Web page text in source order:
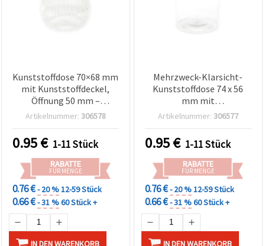
Kunststoffdose 70×68 mm
mit Kunststoffdeckel,
Öffnung 50 mm –
Aufbewahrung für
Artikelnummer: 306578
0.95€ 1-11 Stück
RABATTE
FÜR MENGE
0.76 €- 20 %12-59 Stück
0.66 €- 31 %60 Stück +
IN DEN WARENKORB
Mehrzweck-Klarsicht-
Kunststoffdose 74 x 56
mm mit
Kunststoffdeckel,
für Aufbewahrung,
Basteln & DIY-Bedarf
Artikelnummer: 306577
0.95€ 1-11 Stück
RABATTE
FÜR MENGE
0.76 €- 20 %12-59 Stück
0.66 €- 31 %60 Stück +
IN DEN WARENKORB